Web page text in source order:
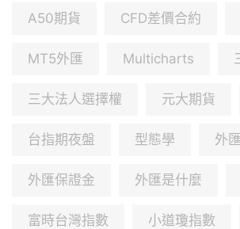
A50期貨 CFD差價合約
MT5外匯 Multicharts
三大法人選擇權 元大期貨
台指期夜盤 型態學 外
外匯保證金 外匯是什麼
富時台灣指數 小道瓊指數